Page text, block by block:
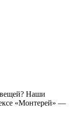
вещей? Наши
«Монтерей» —